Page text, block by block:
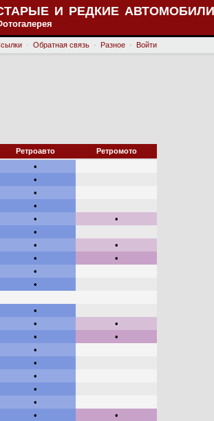
И РЕДКИЕ
· Обратная связь · Разное · Войти
Ретроавто Ретромото
•
•
•
•
•
•
•
•
•
•
•
•
•
•
•
•
•
•
•
•
•
•
•
•
•